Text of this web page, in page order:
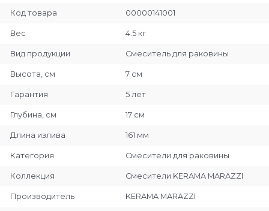
Код товара 00000141001
Вес 4.5 кг
Вид продукции Смеситель для раковины
Высота, см 7 см
Гарантия 5 лет
Глубина, см 17 см
Длина излива 161 мм
Категория Смесители для раковины
Коллекция Смесители KERAMA MARAZZI
Производитель KERAMA MARAZZI